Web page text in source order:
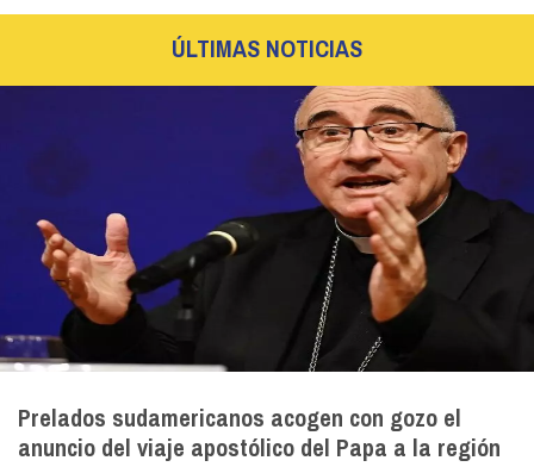
ÚLTIMAS NOTICIAS
Prelados sudamericanos acogen con gozo el
anuncio del viaje apostólico del Papa a la región